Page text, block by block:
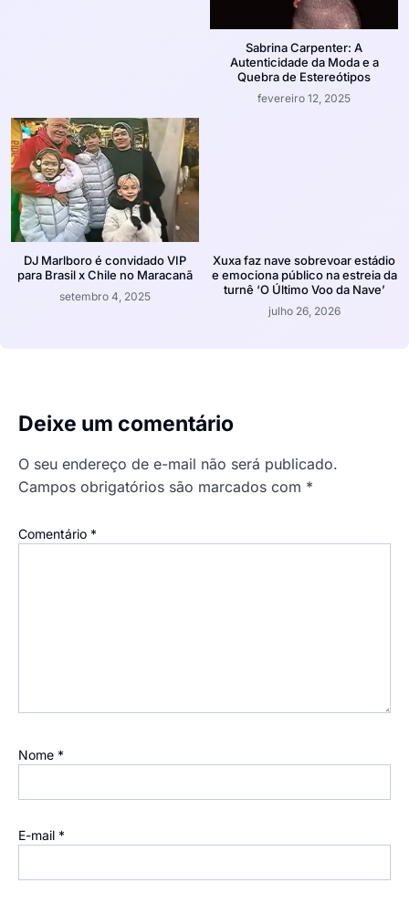
Sabrina Carpenter: A
Autenticidade da Moda e a
Quebra de Estereótipos
fevereiro 12, 2025
DJ Marlboro é convidado VIP
para Brasil x Chile no Maracanã
setembro 4, 2025
Xuxa faz nave sobrevoar estádio
e emociona público na estreia da
turnê ‘O Último Voo da Nave’
julho 26, 2026
Deixe um comentário
O seu endereço de e-mail não será publicado.
Campos obrigatórios são marcados com *
Comentário *
Nome *
E-mail *